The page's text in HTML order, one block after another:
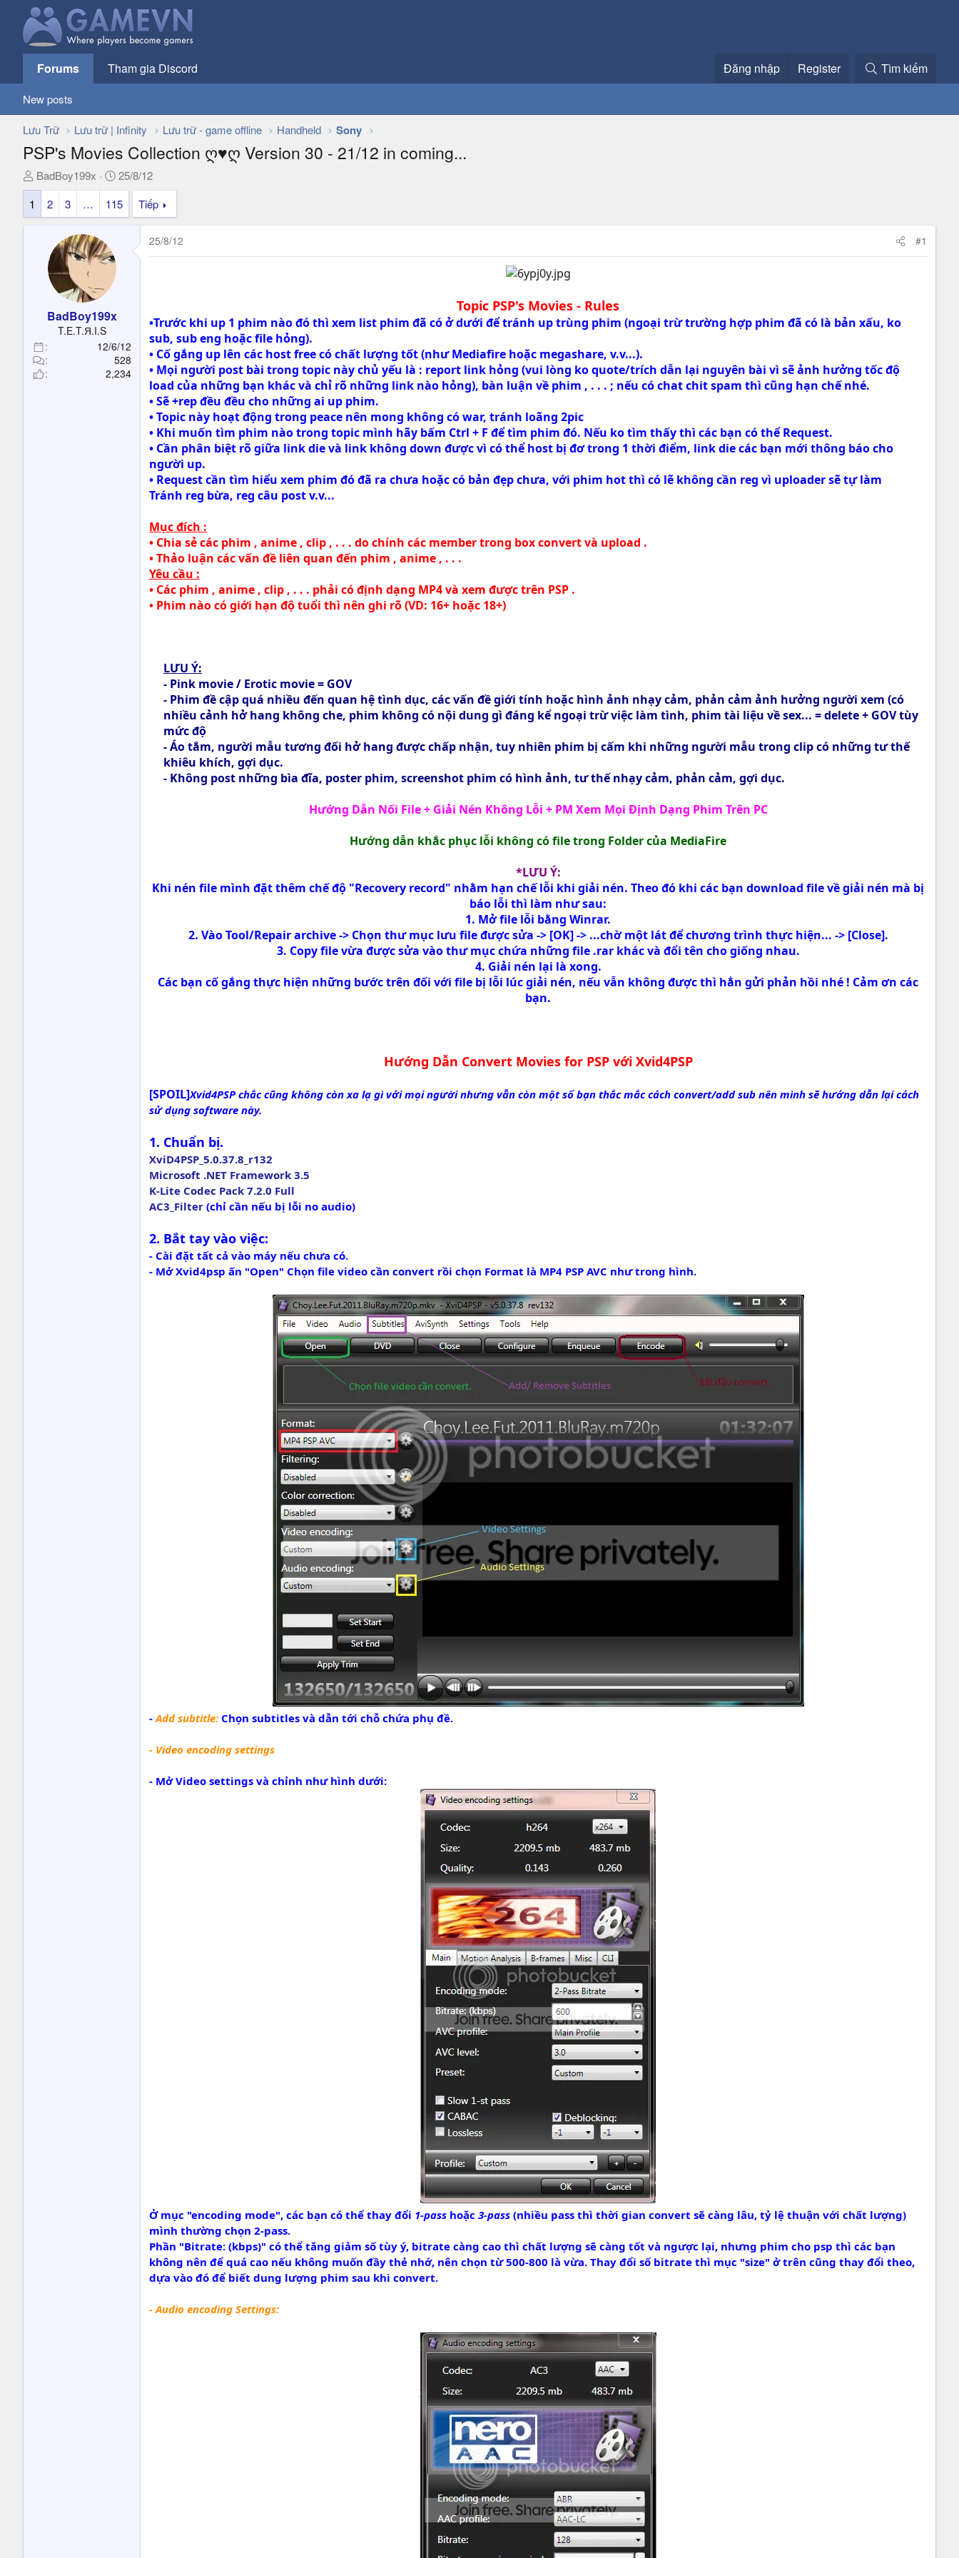
Forums Tham gia Discord Đăng nhập Register Tìm kiếm
New posts
Lưu Trữ Lưu trữ | Infinity Lưu trữ - game offline Handheld Sony
PSP's Movies Collection ღ♥ღ Version 30 - 21/12 in coming...
T
h
e
e
r
BadBoy199x
N
g
à
y
25/8/12
1
2 3 … 115 Tiếp
BadBoy199x
T.E.T.Я.I.S
12/6/12
528
2,234
25/8/12 #1
Topic PSP's Movies - Rules
•Trước khi up 1 phim nào đó thì xem list phim đã có ở dưới để tránh up trùng phim (ngoại trừ trường hợp phim đã có là bản xấu, ko
sub, sub eng hoặc file hỏng).
• Cố gắng up lên các host free có chất lượng tốt (như Mediafire hoặc megashare, v.v...).
• Mọi người post bài trong topic này chủ yếu là : report link hỏng (vui lòng ko quote/trích dẫn lại nguyên bài vì sẽ ảnh hưởng tốc độ
load của những bạn khác và chỉ rõ những link nào hỏng), bàn luận về phim , . . . ; nếu có chat chit spam thì cũng hạn chế nhé.
• Sẽ +rep đều đều cho những ai up phim.
• Topic này hoạt động trong peace nên mong không có war, tránh loãng 2pic
• Khi muốn tìm phim nào trong topic mình hãy bấm Ctrl + F để tìm phim đó. Nếu ko tìm thấy thì các bạn có thể Request.
• Cần phân biệt rõ giữa link die và link không down được vì có thể host bị đơ trong 1 thời điểm, link die các bạn mới thông báo cho
người up.
• Request cần tìm hiểu xem phim đó đã ra chưa hoặc có bản đẹp chưa, với phim hot thì có lẽ không cần reg vì uploader sẽ tự làm
Tránh reg bừa, reg câu post v.v...
Mục đích :
• Chia sẻ các phim , anime , clip , . . . do chính các member trong box convert và upload .
• Thảo luận các vấn đề liên quan đến phim , anime , . . .
Yêu cầu :
• Các phim , anime , clip , . . . phải có định dạng MP4 và xem được trên PSP .
• Phim nào có giới hạn độ tuổi thì nên ghi rõ (VD: 16+ hoặc 18+)
LƯU Ý:
- Pink movie / Erotic movie = GOV
- Phim đề cập quá nhiều đến quan hệ tình dục, các vấn đề giới tính hoặc hình ảnh nhạy cảm, phản cảm ảnh hưởng người xem (có
nhiều cảnh hở hang không che, phim không có nội dung gì đáng kể ngoại trừ việc làm tình, phim tài liệu về sex... = delete + GOV tùy
mức độ
- Áo tắm, người mẫu tương đối hở hang được chấp nhận, tuy nhiên phim bị cấm khi những người mẫu trong clip có những tư thế
khiêu khích, gợi dục.
- Không post những bìa đĩa, poster phim, screenshot phim có hình ảnh, tư thế nhạy cảm, phản cảm, gợi dục.​
Hướng Dẫn Nối File + Giải Nén Không Lỗi + PM Xem Mọi Định Dạng Phim Trên PC
Hướng dẫn khắc phục lỗi không có file trong Folder của MediaFire
*LƯU Ý:
Khi nén file mình đặt thêm chế độ "Recovery record" nhằm hạn chế lỗi khi giải nén. Theo đó khi các bạn download file về giải nén mà bị
báo lỗi thì làm như sau:
1. Mở file lỗi bằng Winrar.
2. Vào Tool/Repair archive -> Chọn thư mục lưu file được sửa -> [OK] -> ...chờ một lát để chương trình thực hiện... -> [Close].
3. Copy file vừa được sửa vào thư mục chứa những file .rar khác và đổi tên cho giống nhau.
4. Giải nén lại là xong.
Các bạn cố gắng thực hiện những bước trên đối với file bị lỗi lúc giải nén, nếu vẫn không được thì hẳn gửi phản hồi nhé ! Cảm ơn các
bạn.
Hướng Dẫn Convert Movies for PSP với Xvid4PSP
[SPOIL]Xvid4PSP chắc cũng không còn xa lạ gì với mọi người nhưng vẫn còn một số bạn thắc mắc cách convert/add sub nên mình sẽ hướng dẫn lại cách
sử dụng software này.
1. Chuẩn bị.
XviD4PSP_5.0.37.8_r132
Microsoft .NET Framework 3.5
K-Lite Codec Pack 7.2.0 Full
AC3_Filter (chỉ cần nếu bị lỗi no audio)
2. Bắt tay vào việc:
- Cài đặt tất cả vào máy nếu chưa có.
- Mở Xvid4psp ấn "Open" Chọn file video cần convert rồi chọn Format là MP4 PSP AVC như trong hình.
-Add subtitle: Chọn subtitles và dẫn tới chỗ chứa phụ đề.
- Video encoding settings
- Mở Video settings và chỉnh như hình dưới:
Ở mục "encoding mode", các bạn có thể thay đổi 1-pass hoặc 3-pass (nhiều pass thì thời gian convert sẽ càng lâu, tỷ lệ thuận với chất lượng)
mình thường chọn 2-pass.
Phần "Bitrate: (kbps)" có thể tăng giảm số tùy ý, bitrate càng cao thì chất lượng sẽ càng tốt và ngược lại, nhưng phim cho psp thì các bạn
không nên để quá cao nếu không muốn đầy thẻ nhớ, nên chọn từ 500-800 là vừa. Thay đổi số bitrate thì mục "size" ở trên cũng thay đổi theo,
dựa vào đó để biết dung lượng phim sau khi convert.
- Audio encoding Settings: